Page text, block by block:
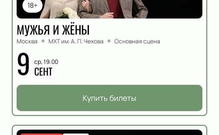
18+
МУЖЬЯ И ЖЁНЫ
Москва МХТ им. А. П. Чехова Основная сцена
9 ср, 19:00
СЕНТ
Купить билеты